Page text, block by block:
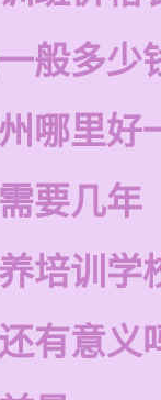
般多少
哪里好
要几年
培训学
有意义